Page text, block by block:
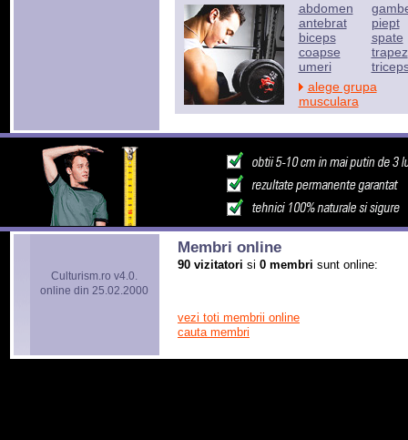
abdomen
antebrat
biceps
coapse
umeri
piept
spate
trapez
alege grupa
musculara
Culturism.ro v4.0.
online din 25.02.2000
Membri online
90 vizitatori si 0 membri sunt online:
vezi toti membrii online
cauta membri